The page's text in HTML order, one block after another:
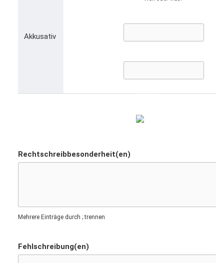
Akkusativ
Rechtschreibbesonderheit(en)
Mehrere Einträge durch ; trennen
Fehlschreibung(en)